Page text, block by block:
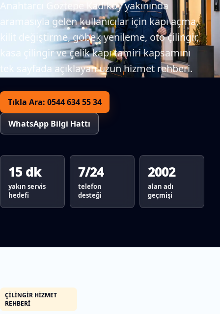
Anahtarcı Goztepe Kadikoy yakınında
aramasıyla gelen kullanıcılar için kapı açma,
kilit değiştirme, göbek yenileme, oto çilingir,
kasa çilingir ve çelik kapı tamiri kapsamını
tek sayfada açıklayan uzun hizmet rehberi.
Tıkla Ara: 0544 634 55 34
WhatsApp Bilgi Hattı
15 dk
yakın servis
hedefi
7/24
telefon
desteği
2002
alan adı
geçmişi
ÇILINGIR HIZMET
REHBERI